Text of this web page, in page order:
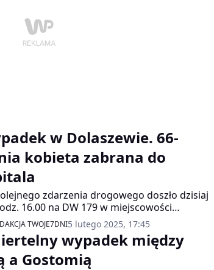
w Dolaszewie. 66-
kobieta zabrana do
zdarzenia drogowego doszło dzisiaj
16.00 na DW 179 w miejscowości
TWOJE7DNI5 lutego 2025, 17:45
wypadek między
a Gostomią